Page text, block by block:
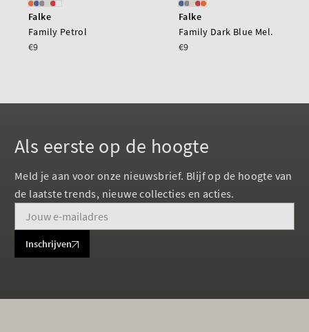
Falke
Family Petrol
€9
Falke
Family Dark Blue Mel.
€9
Als eerste op de hoogte
Meld je aan voor onze nieuwsbrief. Blijf op de hoogte van
de laatste trends, nieuwe collecties en acties.
Inschrijven